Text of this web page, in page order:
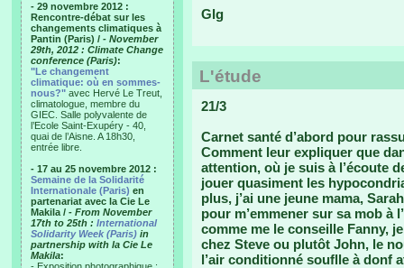
- 29 novembre 2012 :
Rencontre-débat sur les
changements climatiques à
Pantin (Paris) / - November
29th, 2012 : Climate Change
conference (Paris):
"Le changement
climatique: où en sommes-
nous?" avec Hervé Le Treut,
climatologue, membre du
GIEC. Salle polyvalente de
l’Ecole Saint-Exupéry - 40,
quai de l’Aisne. A 18h30,
entrée libre.
- 17 au 25 novembre 2012 :
Semaine de la Solidarité
Internationale (Paris) en
partenariat avec la Cie Le
Makila / - From November
17th to 25th : International
Solidarity Week (Paris) in
partnership with la Cie Le
Makila:
Glg
L'étude
21/3
Carnet santé d’abord pour
Comment leur expliquer que
attention, où je suis à l’écoute
jouer quasiment les
plus, j’ai une jeune mama,
pour m’emmener sur sa mob
comme me le conseille Fanny,
chez Steve ou plutôt John, le
l’air conditionné souflle à donf